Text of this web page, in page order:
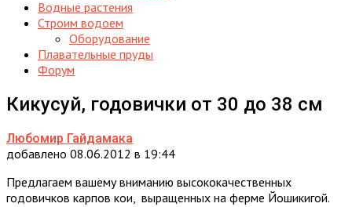
Водные растения
Строим водоем
Оборудование
Плавательные пруды
Форум
Кикусуй, годовички от 30 до 38 см
Любомир Гайдамака
добавлено 08.06.2012 в 19:44
Предлагаем вашему вниманию высококачественных
годовичков карпов кои, выращенных на ферме Йошикигой.